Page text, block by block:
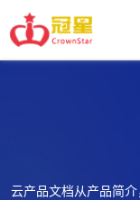
云产品文档从产品简